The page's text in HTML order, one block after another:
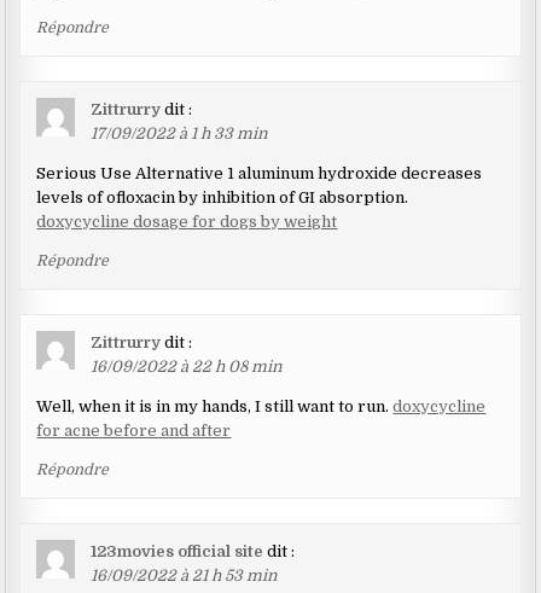
Répondre
Zittrurry dit :
17/09/2022 à 1 h 33 min
Serious Use Alternative 1 aluminum hydroxide decreases
levels of ofloxacin by inhibition of GI absorption.
doxycycline dosage for dogs by weight
Répondre
Zittrurry dit :
16/09/2022 à 22 h 08 min
Well, when it is in my hands, I still want to run.doxycycline
for acne before and after
Répondre
123movies official site dit :
16/09/2022 à 21 h 53 min